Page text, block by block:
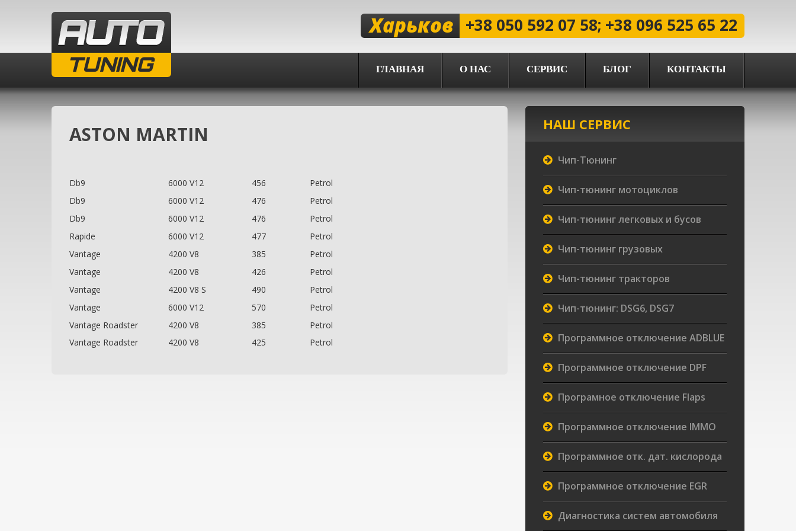
TUNING
Харьков +38 050 592 07 58; +38 096 525 65 22
ГЛАВНАЯ О НАС СЕРВИС БЛОГ КОНТАКТЫ
ASTON MARTIN
Db9 6000 V12 456
Petrol
Db9
6000 V12 476
Petrol
Db9
6000 V12 476
Petrol
Rapide
6000 V12 477
Petrol
Vantage
4200 V8 385
Petrol
Vantage
4200 V8 426
Petrol
Vantage
4200 V8 S 490
Petrol
Vantage
6000 V12 570
Petrol
Vantage Roadster
4200 V8 385
Petrol
Vantage Roadster
4200 V8 425 Petrol
НАШ СЕРВИС
Чип-Тюнинг
Чип-тюнинг мотоциклов
Чип-тюнинг легковых и бусов
Чип-тюнинг грузовых
Чип-тюнинг тракторов
Чип-тюнинг: DSG6, DSG7
Программное отключение ADBLUE
Программное отключение DPF
Програмное отключение Flaps
Программное отключение IMMO
Программное отк. дат. кислорода
Программное отключение EGR
Диагностика систем автомобиля